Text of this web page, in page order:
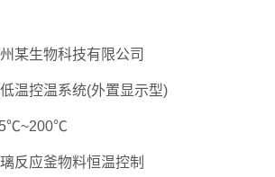
某生物科技有限公司
温控温系统(外置显示型)
反应釜物料恒温控制